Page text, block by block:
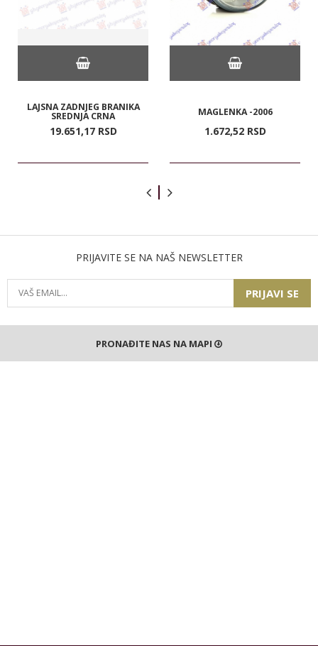
LAJSNA ZADNJEG BRANIKA
SREDNJA CRNA
19.651,17 RSD
MAGLENKA -2006
1.672,52 RSD
PRIJAVITE SE NA NAŠ NEWSLETTER
PRIJAVI SE
PRONAĐITE NAS NA MAPI